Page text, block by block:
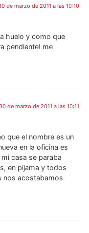
de marzo de 2011 a las 10:10
huelo y como que
pendiente! me
30 de marzo de 2011 a las 10:11
que el nombre es un
en la oficina es
casa se paraba
en pijama y todos
nos acostabamos